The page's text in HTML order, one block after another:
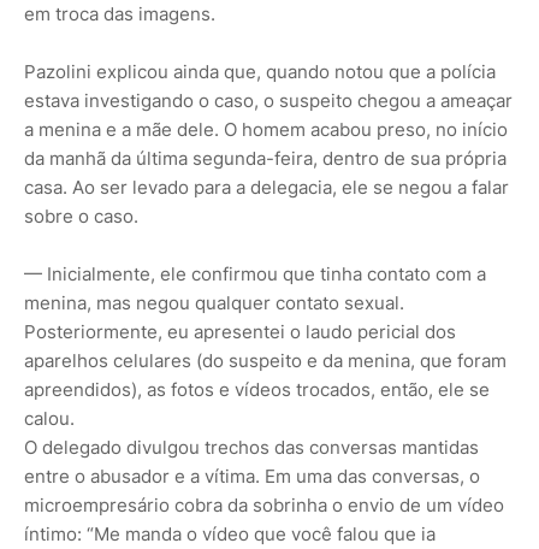
em troca das imagens.
Pazolini explicou ainda que, quando notou que a polícia
estava investigando o caso, o suspeito chegou a ameaçar
a menina e a mãe dele. O homem acabou preso, no início
da manhã da última segunda-feira, dentro de sua própria
casa. Ao ser levado para a delegacia, ele se negou a falar
sobre o caso.
— Inicialmente, ele confirmou que tinha contato com a
menina, mas negou qualquer contato sexual.
Posteriormente, eu apresentei o laudo pericial dos
aparelhos celulares (do suspeito e da menina, que foram
apreendidos), as fotos e vídeos trocados, então, ele se
calou.
O delegado divulgou trechos das conversas mantidas
entre o abusador e a vítima. Em uma das conversas, o
microempresário cobra da sobrinha o envio de um vídeo
íntimo: “Me manda o vídeo que você falou que ia